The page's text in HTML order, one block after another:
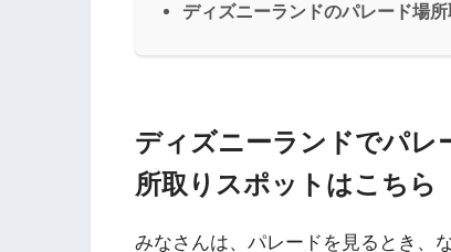
ディズニーランドのパレード場
ディズニーランドでパレ
所取りスポットはこちら
みなさんは、パレードを見るとき、